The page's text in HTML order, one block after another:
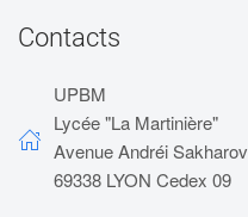
Contacts
UPBM
Lycée "La Martinière"
Avenue Andréi Sakharov
69338 LYON Cedex 09